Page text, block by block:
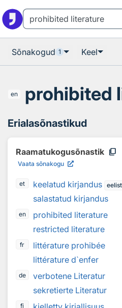
Sõnakogud 1 Keel
en prohibited
Erialasõnastikud
Raamatukogusõnastik content_copy
Vaata sõnakogu
et keelatud kirjandus
salastatud kirjandus
en
prohibited literature
restricted literature
fr
littérature prohibée
littérature d`enfer
de
verbotene Literatur
sekretierte Literatur
fi